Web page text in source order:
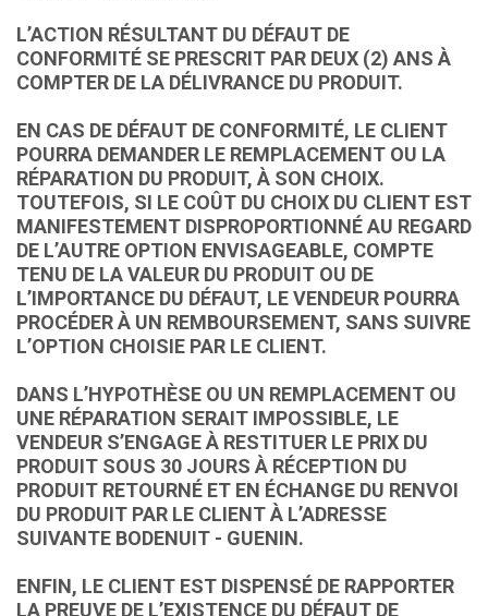
L’ACTION RÉSULTANT DU DÉFAUT DE
CONFORMITÉ SE PRESCRIT PAR DEUX (2) ANS À
COMPTER DE LA DÉLIVRANCE DU PRODUIT.
EN CAS DE DÉFAUT DE CONFORMITÉ, LE CLIENT
POURRA DEMANDER LE REMPLACEMENT OU LA
RÉPARATION DU PRODUIT, À SON CHOIX.
TOUTEFOIS, SI LE COÛT DU CHOIX DU CLIENT EST
MANIFESTEMENT DISPROPORTIONNÉ AU REGARD
DE L’AUTRE OPTION ENVISAGEABLE, COMPTE
TENU DE LA VALEUR DU PRODUIT OU DE
L’IMPORTANCE DU DÉFAUT, LE VENDEUR POURRA
PROCÉDER À UN REMBOURSEMENT, SANS SUIVRE
L’OPTION CHOISIE PAR LE CLIENT.
DANS L’HYPOTHÈSE OU UN REMPLACEMENT OU
UNE RÉPARATION SERAIT IMPOSSIBLE, LE
VENDEUR S’ENGAGE À RESTITUER LE PRIX DU
PRODUIT SOUS 30 JOURS À RÉCEPTION DU
PRODUIT RETOURNÉ ET EN ÉCHANGE DU RENVOI
DU PRODUIT PAR LE CLIENT À L’ADRESSE
SUIVANTE BODENUIT - GUENIN.
ENFIN, LE CLIENT EST DISPENSÉ DE RAPPORTER
LA PREUVE DE L’EXISTENCE DU DÉFAUT DE